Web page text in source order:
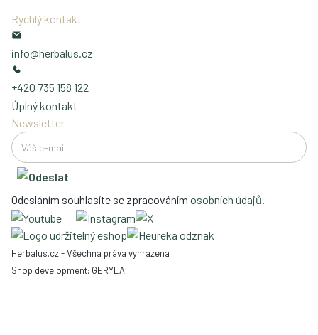
Rychlý kontakt
info@herbalus.cz
+420 735 158 122
Úplný kontakt
Newsletter
Odesláním souhlasíte se zpracováním osobních údajů.
Herbalus.cz - Všechna práva vyhrazena
Shop development: GERYLA